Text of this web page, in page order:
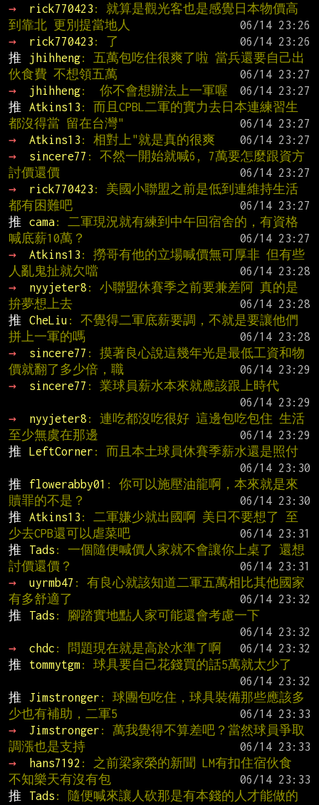
→
rick770423 : 就算是觀光客也是感覺日本物價高
到靠北 更別提當地人
→
rick770423 : 了
推
jhihheng: 五萬包吃住很爽了啦 當兵還要自己出
伙食費 不想領五萬
→
jhihheng:  你不會想辦法上一軍喔
推
Atkins13 : 而且CPBL二軍的實力去日本連練習生
都沒得當 留在台灣"
→
Atkins13 : 相對上"就是真的很爽
→
sincere77 : 不然一開始就喊6, 7萬要怎麼跟資方
討價還價
→
rick770423 : 美國小聯盟之前是低到連維持生活
都有困難吧
推
cama: 二軍現況就有練到中午回宿舍的，有資格
喊底薪10萬？
→
Atkins13 : 撈哥有他的立場喊價無可厚非 但有些
人亂鬼扯就欠噹
→
nyyjeter8 : 小聯盟休賽季之前要兼差阿 真的是
拚夢想上去
推
CheLiu : 不覺得二軍底薪要調，不就是要讓他們
拼上一軍的嗎
→
sincere77 : 摸著良心說這幾年光是最低工資和物
價就翻了多少倍，職
→
sincere77 : 業球員薪水本來就應該跟上時代
→
nyyjeter8 : 連吃都沒吃很好 這邊包吃包住 生活
至少無虞在那邊
推
LeftCorner : 而且本土球員休賽季薪水還是照付
推
flowerabby01 : 你可以施壓油龍啊，本來就是來
贖罪的不是？
推
Atkins13 : 二軍嫌少就出國啊 美日不要想了 至
少去CPB還可以虐菜吧
推
Tads : 一個隨便喊價人家就不會讓你上桌了 還想
討價還價？
→
uyrmb47 : 有良心就該知道二軍五萬相比其他國家
有多舒適了
推
Tads : 腳踏實地點人家可能還會考慮一下
→
chdc : 問題現在就是高於水準了啊
推
tommytgm: 球具要自己花錢買的話5萬就太少了
推
Jimstronger : 球團包吃住，球具裝備那些應該多
少也有補助，二軍5
→
Jimstronger : 萬我覺得不算差吧？當然球員爭取
調漲也是支持
→
hans7192 : 之前梁家榮的新聞 LM有扣住宿伙食
不知樂天有沒有包
推
Tads : 隨便喊來讓人砍那是有本錢的人才能做的